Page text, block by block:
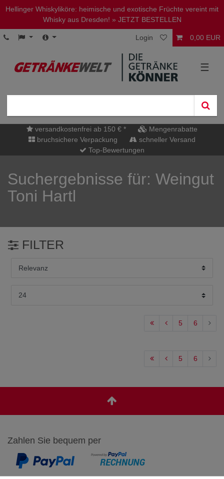
Hellinger Whiskyliköre: heimische und exotische Früchte vereint mit
Whisky aus Dresden! » JETZT BESTELLEN
Login 0,00 EUR
☰
versandkostenfrei ab 150 € *
Mengenrabatte
bruchsichere Verpackung
schneller Versand
Top-Bewertungen
Suchergebnisse für: Weingut
Toni Hartl
FILTER
5 6
5 6
Zahlen Sie bequem per